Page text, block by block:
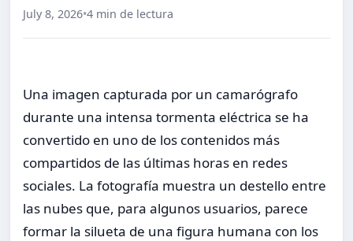
July 8, 2026•4 min de lectura
Una imagen capturada por un camarógrafo
durante una intensa tormenta eléctrica se ha
convertido en uno de los contenidos más
compartidos de las últimas horas en redes
sociales. La fotografía muestra un destello entre
las nubes que, para algunos usuarios, parece
formar la silueta de una figura humana con los